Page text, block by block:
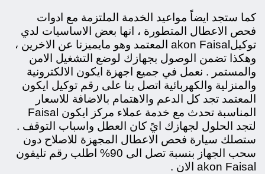
كما ستجد ايضاً مواعيد الخدمة الملتزمة مع ادوات
فحص الاعطال المتطورة ، انها بعض الاساسيات لدي
توكيلakon Faisal المعتمد وهو مايميزنا عن الاخرين ،
وهكذا تضمن الوصول بجهازك لوضع التشغيل الامن
والمستمر . نعمل في جميع اجهزة ايكون الالكترونية
والمنزلية والكهربائية اتصل بنا على رقم توكيل ايكون
المعتمد تجد كل الدعم والاهتمام بالاضافة للاسعار
المناسبة تحدث مع خدمة عملاء مركز ايكون Faisal
لتجد الحلول لجهازك ايً كان العطل واسباب التوقف .
ستصلك سيارة فحص الاعطال المجهزة للاصلاح دون
سحب الجهاز بنسبة تصل الى 90% اطلب رقم تليفون
akon Faisal الان .